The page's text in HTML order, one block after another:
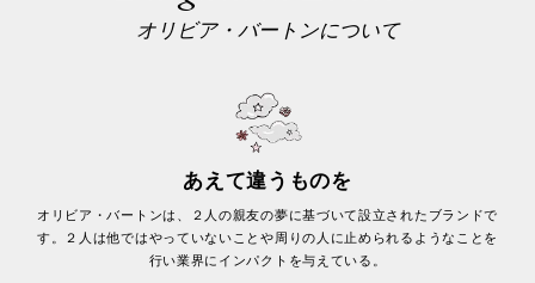
オリビア・バートンについて
あえて違うものを
オリビア・バートンは、２人の親友の夢に基づいて設立されたブランドで
す。２人は他ではやっていないことや周りの人に止められるようなことを
行い業界にインパクトを与えている。